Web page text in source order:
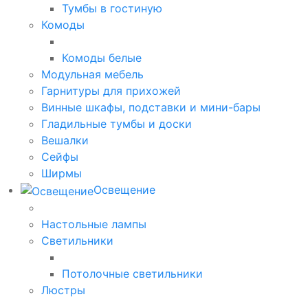
Тумбы в гостиную
Комоды
Комоды белые
Модульная мебель
Гарнитуры для прихожей
Винные шкафы, подставки и мини-бары
Гладильные тумбы и доски
Вешалки
Сейфы
Ширмы
Освещение
Настольные лампы
Светильники
Потолочные светильники
Люстры